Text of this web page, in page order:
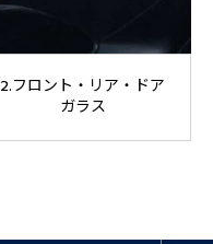
2.フロント・リア・ドア
ガラス